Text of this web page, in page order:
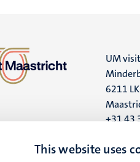
This website uses
UM
6211 LK
+31 43
UM